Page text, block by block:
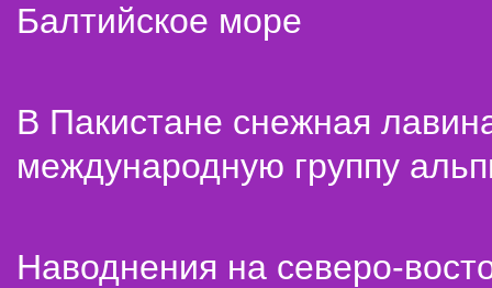
Балтийское море
В Пакистане снежная
международную группу
Наводнения на северо-